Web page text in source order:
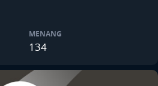
MENANG
134